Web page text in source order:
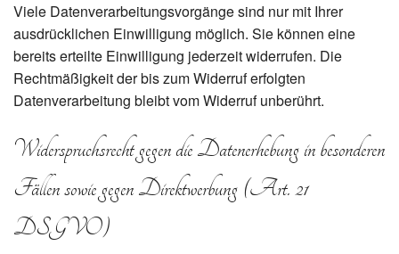
Viele Datenverarbeitungsvorgänge sind nur mit Ihrer
ausdrücklichen Einwilligung möglich. Sie können eine
bereits erteilte Einwilligung jederzeit widerrufen. Die
Rechtmäßigkeit der bis zum Widerruf erfolgten
Datenverarbeitung bleibt vom Widerruf unberührt.
Widerspruchsrecht gegen die Datenerhebung in besonderen
Fällen sowie gegen Direktwerbung (Art. 21
DSGVO)